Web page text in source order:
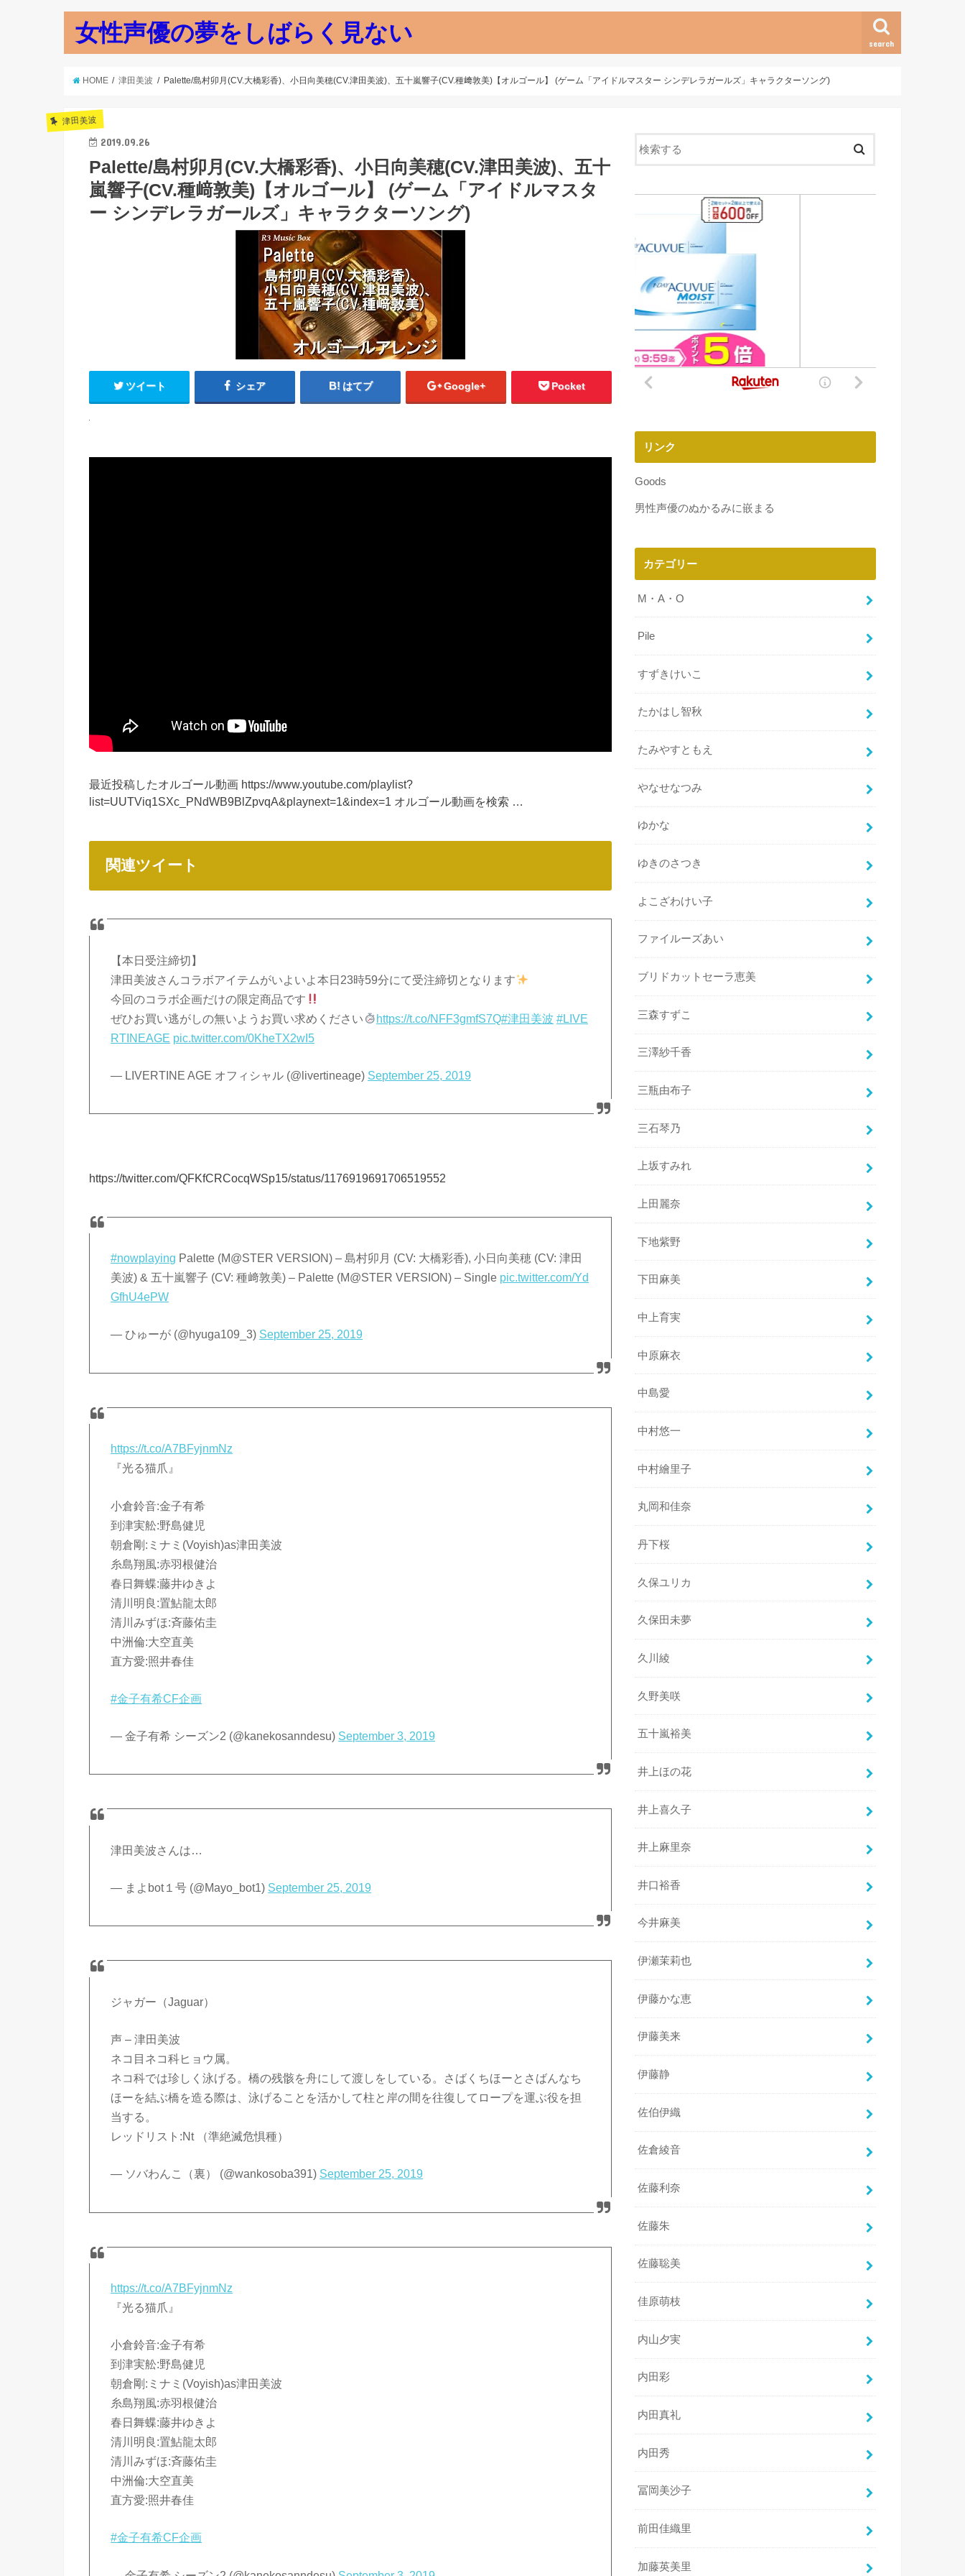
女性声優の夢をしばらく見ない search
HOME 津田美波 Palette/島村卯月(CV.大橋彩香)、小日向美穂(CV.津田美波)、五十嵐響子(CV.種﨑敦美)【オルゴール】 (ゲーム「アイドルマスター シンデレラガールズ」キャラクターソング)
津田美波
2019.09.26
Palette/島村卯月(CV.大橋彩香)、小日向美穂(CV.津田美波)、五十
嵐響子(CV.種﨑敦美)【オルゴール】 (ゲーム「アイドルマスタ
ー シンデレラガールズ」キャラクターソング)
ツイート シェア はてブ Google+ Pocket
最近投稿したオルゴール動画 https://www.youtube.com/playlist?
list=UUTViq1SXc_PNdWB9BlZpvqA&playnext=1&index=1 オルゴール動画を検索 …
関連ツイート
【本日受注締切】
津田美波さんコラボアイテムがいよいよ本日23時59分にて受注締切となります
今回のコラボ企画だけの限定商品です
ぜひお買い逃がしの無いようお買い求めください
https://t.co/NFF3gmfS7Q#津田美波 #LIVE
RTINEAGE pic.twitter.com/0KheTX2wI5
— LIVERTINE AGE オフィシャル (@livertineage) September 25, 2019
https://twitter.com/QFKfCRCocqWSp15/status/1176919691706519552
#nowplaying Palette (M@STER VERSION) – 島村卯月 (CV: 大橋彩香), 小日向美穂 (CV: 津田
美波) & 五十嵐響子 (CV: 種﨑敦美) – Palette (M@STER VERSION) – Single pic.twitter.com/Yd
GfhU4ePW
— ひゅーが (@hyuga109_3) September 25, 2019
https://t.co/A7BFyjnmNz
『光る猫爪』
小倉鈴音:金子有希
到津実舩:野島健児
朝倉剛:ミナミ(Voyish)as津田美波
糸島翔風:赤羽根健治
春日舞蝶:藤井ゆきよ
清川明良:置鮎龍太郎
清川みずほ:斉藤佑圭
中洲倫:大空直美
直方愛:照井春佳
#金子有希CF企画
— 金子有希 シーズン2 (@kanekosanndesu) September 3, 2019
津田美波さんは…
— まよbot１号 (@Mayo_bot1) September 25, 2019
ジャガー（Jaguar）
声 – 津田美波
ネコ目ネコ科ヒョウ属。
ネコ科では珍しく泳げる。橋の残骸を舟にして渡しをしている。さばくちほーとさばんなち
ほーを結ぶ橋を造る際は、泳げることを活かして柱と岸の間を往復してロープを運ぶ役を担
当する。
レッドリスト:Nt （準絶滅危惧種）
— ソバわんこ（裏） (@wankosoba391) September 25, 2019
https://t.co/A7BFyjnmNz
『光る猫爪』
小倉鈴音:金子有希
到津実舩:野島健児
朝倉剛:ミナミ(Voyish)as津田美波
糸島翔風:赤羽根健治
春日舞蝶:藤井ゆきよ
清川明良:置鮎龍太郎
清川みずほ:斉藤佑圭
中洲倫:大空直美
直方愛:照井春佳
#金子有希CF企画
リンク
Goods
男性声優のぬかるみに嵌まる
カテゴリー
M・A・O
Pile
すずきけいこ
たかはし智秋
たみやすともえ
やなせなつみ
ゆかな
ゆきのさつき
よこざわけい子
ファイルーズあい
ブリドカットセーラ恵美
三森すずこ
三澤紗千香
三瓶由布子
三石琴乃
上坂すみれ
上田麗奈
下地紫野
下田麻美
中上育実
中原麻衣
中島愛
中村悠一
中村繪里子
丸岡和佳奈
丹下桜
久保ユリカ
久保田未夢
久川綾
久野美咲
五十嵐裕美
井上ほの花
井上喜久子
井上麻里奈
井口裕香
今井麻美
伊瀬茉莉也
伊藤かな恵
伊藤美来
伊藤静
佐伯伊織
佐倉綾音
佐藤利奈
佐藤朱
佐藤聡美
佳原萌枝
内山夕実
内田彩
内田真礼
内田秀
冨岡美沙子
前田佳織里
加藤英美里